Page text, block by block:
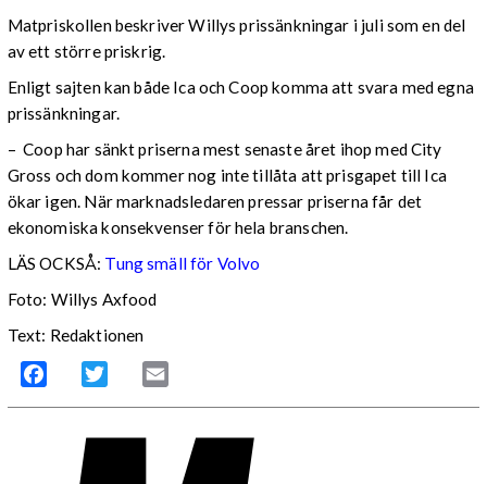
Matpriskollen beskriver Willys prissänkningar i juli som en del
av ett större priskrig.
Enligt sajten kan både Ica och Coop komma att svara med egna
prissänkningar.
– Coop har sänkt priserna mest senaste året ihop med City
Gross och dom kommer nog inte tillåta att prisgapet till Ica
ökar igen. När marknadsledaren pressar priserna får det
ekonomiska konsekvenser för hela branschen.
LÄS OCKSÅ: Tung smäll för Volvo
Foto: Willys Axfood
Text: Redaktionen
Facebook Twitter